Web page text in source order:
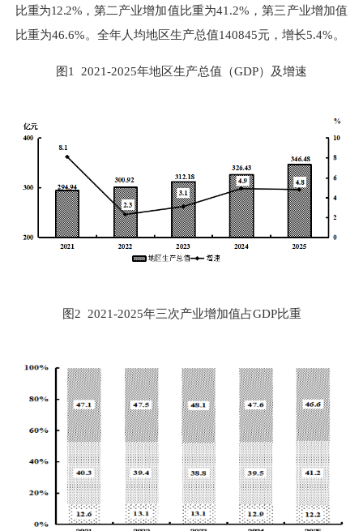
比重为12.2% ， 第二产业增加值比重为41.2% ，第三产业增加值
比重为46.6%。全年人均地区生产总值140845元，增长5.4%。
图1 2021-2025年地区生产总值 （GDP） 及增速
图2 2021-2025年三次产业增加值占GDP比重